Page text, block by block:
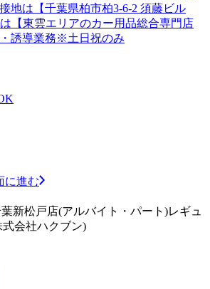
地は【千葉県柏市柏3-6-2 須藤ビル
【東雲エリアのカー用品総合専門店
誘導業務※土日祝のみ
に進む
新松戸店(アルバイト・パート)レギュ
会社ハクブン)